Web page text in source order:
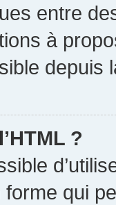
entre
à
depuis
?
qui